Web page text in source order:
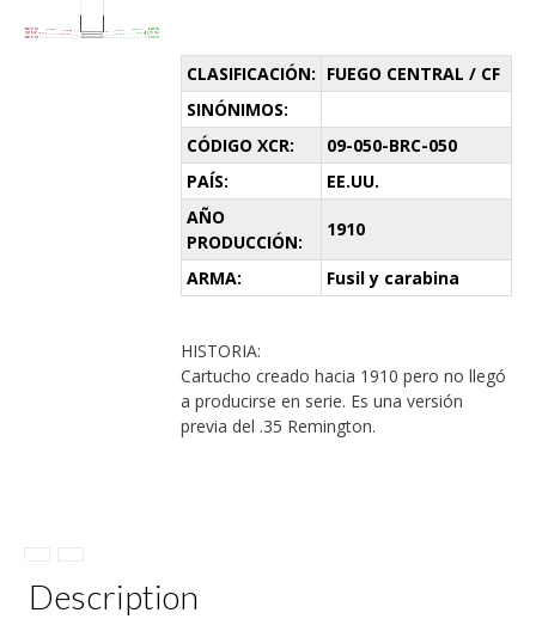
CLASIFICACIÓN: FUEGO CENTRAL / CF
SINÓNIMOS:
CÓDIGO XCR:
09-050-BRC-050
PAÍS:
EE.UU.
AÑO
PRODUCCIÓN:
1910
ARMA: Fusil y carabina
HISTORIA:
Cartucho creado hacia 1910 pero no llegó
a producirse en serie. Es una versión
previa del .35 Remington.
Description